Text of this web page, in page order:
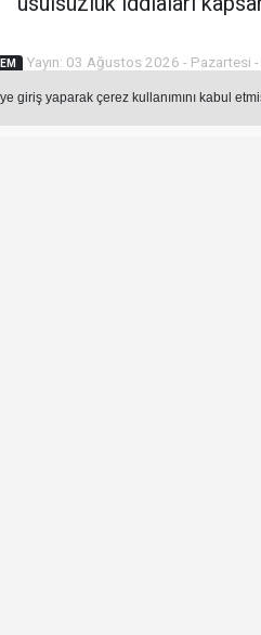
yaparak çerez kullanımını kabul
Yayın: 03 Ağustos 2026 - Pazartesi